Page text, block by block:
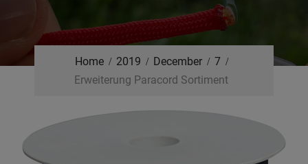
Home 2019 December
7
Erweiterung Paracord Sortiment